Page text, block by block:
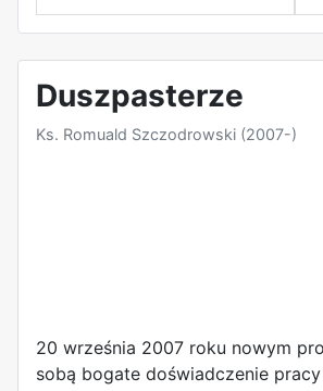
Duszpasterze
Ks. Romuald Szczodrowski (2007-)
20 września 2007 roku nowym
sobą bogate doświadczenie